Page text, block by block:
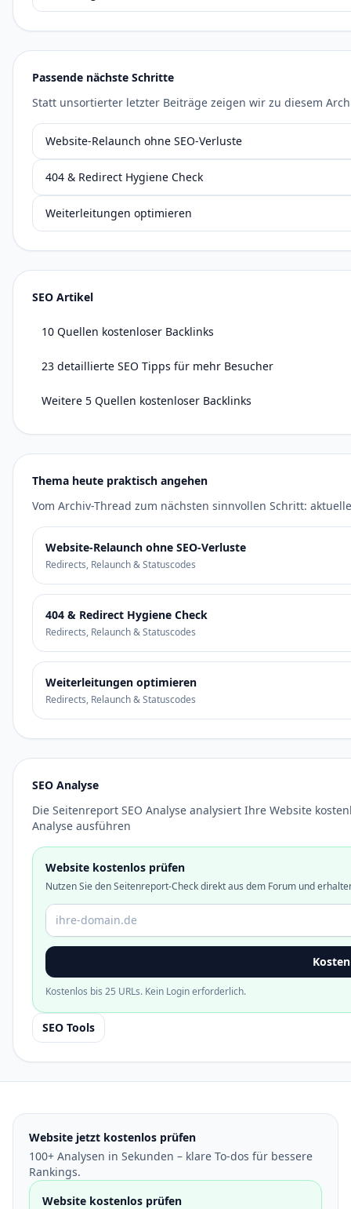
Passende nächste Schritte
Statt unsortierter letzter Beiträge zeigen wir zu diesem
Website-Relaunch ohne SEO-Verluste
404 & Redirect Hygiene Check
Weiterleitungen optimieren
SEO Artikel
10 Quellen kostenloser Backlinks
23 detaillierte SEO Tipps für mehr Besucher
Weitere 5 Quellen kostenloser Backlinks
Thema heute praktisch angehen
Vom Archiv-Thread zum nächsten sinnvollen Schritt:
Website-Relaunch ohne SEO-Verluste
Redirects, Relaunch & Statuscodes
404 & Redirect Hygiene Check
Redirects, Relaunch & Statuscodes
Weiterleitungen optimieren
Redirects, Relaunch & Statuscodes
SEO Analyse
Die Seitenreport SEO Analyse analysiert Ihre Website
Analyse ausführen
Website kostenlos prüfen
Nutzen Sie den Seitenreport-Check direkt aus dem Forum und
Domain oder URL
Kostenlos bis 25 URLs. Kein Login erforderlich.
SEO Tools
Website jetzt kostenlos prüfen
100+ Analysen in Sekunden – klare To-dos für bessere
Rankings.
Website kostenlos prüfen